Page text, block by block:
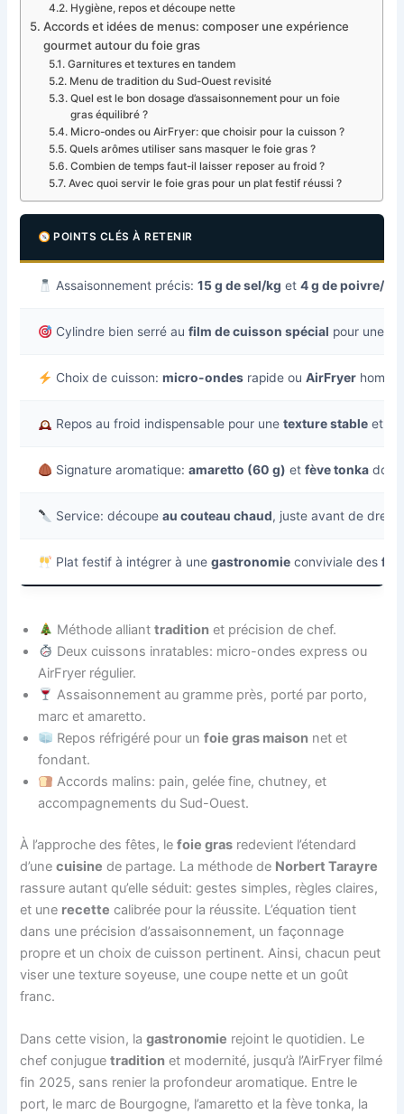
Hygiène, repos et découpe nette
Accords et idées de menus: composer une expérience
gourmet autour du foie gras
Garnitures et textures en tandem
Menu de tradition du Sud-Ouest revisité
Quel est le bon dosage d’assaisonnement pour un foie
gras équilibré ?
Micro-ondes ou AirFryer: que choisir pour la cuisson ?
Quels arômes utiliser sans masquer le foie gras ?
Combien de temps faut-il laisser reposer au froid ?
Avec quoi servir le foie gras pour un plat festif réussi ?
POINTS CLÉS À RETENIR
Assaisonnement précis:15 g de sel/kg et4 g de poivre/kg
Cylindre bien serré aufilm de cuisson spécial pour une
Choix de cuisson:micro-ondes rapide ouAirFryer
Repos au froid indispensable pour unetexture stable et
Signature aromatique:amaretto (60 g) etfève tonka
Service: découpeau couteau chaud, juste avant de
Plat festif à intégrer à unegastronomie conviviale des
Méthode allianttradition et précision de chef.
Deux cuissons inratables: micro-ondes express ou
AirFryer régulier.
Assaisonnement au gramme près, porté par porto,
marc et amaretto.
Repos réfrigéré pour unfoie gras maison net et
fondant.
Accords malins: pain, gelée fine, chutney, et
accompagnements du Sud-Ouest.
À l’approche des fêtes, lefoie gras redevient l’étendard
d’unecuisine de partage. La méthode de Norbert Tarayre
rassure autant qu’elle séduit: gestes simples, règles claires,
et une recette calibrée pour la réussite. L’équation tient
dans une précision d’assaisonnement, un façonnage
propre et un choix de cuisson pertinent. Ainsi, chacun peut
viser une texture soyeuse, une coupe nette et un goût
franc.
Dans cette vision, lagastronomie rejoint le quotidien. Le
chef conjuguetradition et modernité, jusqu’à l’AirFryer filmé
fin 2025, sans renier la profondeur aromatique. Entre le
port, le marc de Bourgogne, l’amaretto et la fève tonka, la